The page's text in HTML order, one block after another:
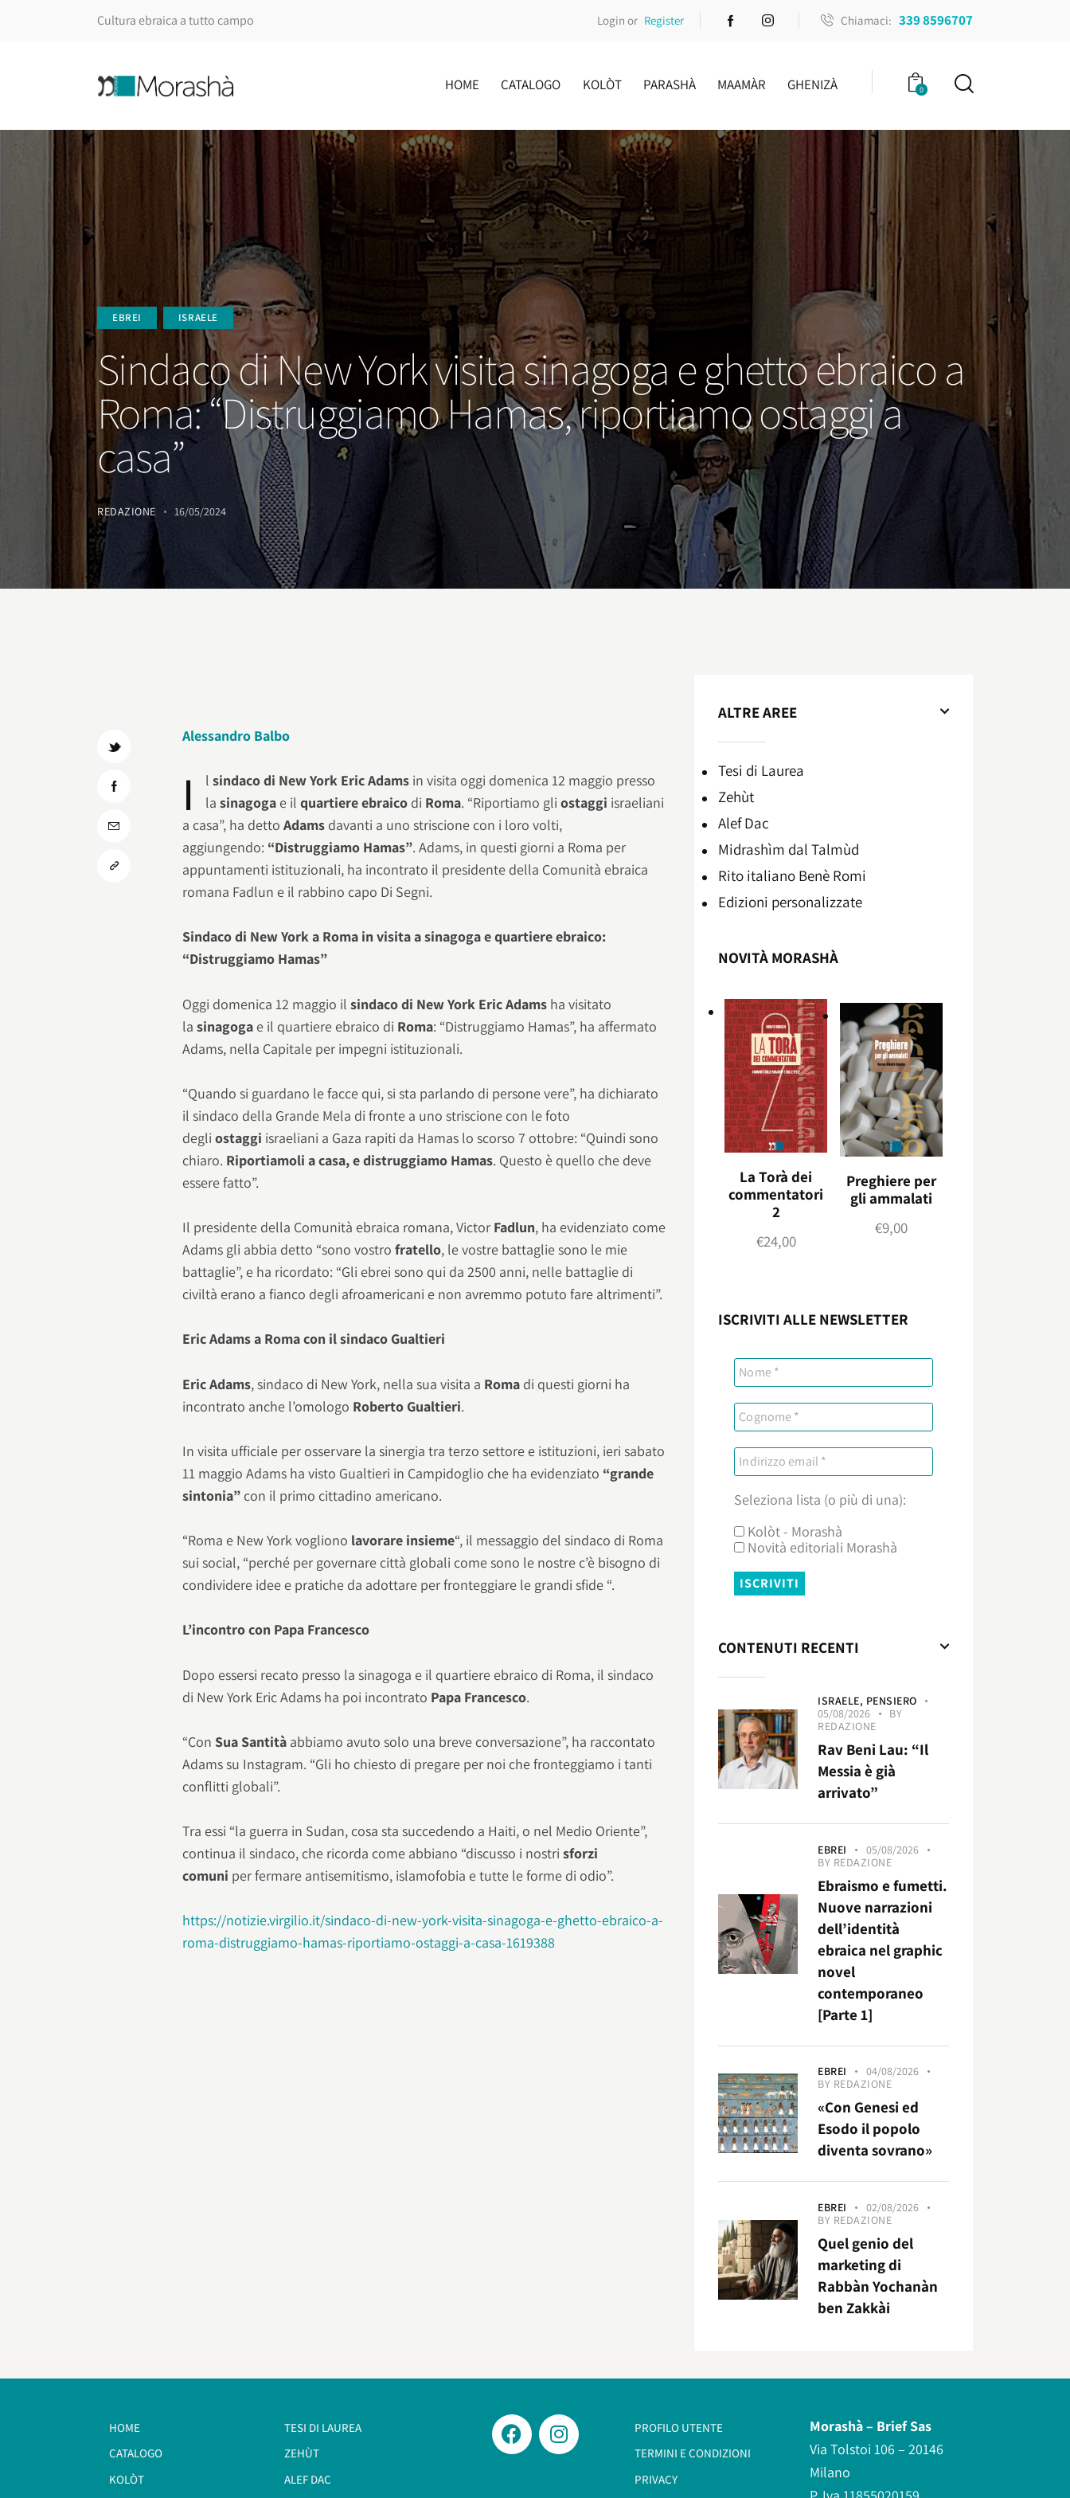
Cultura ebraica a tutto campo Login or Register Chiamaci: 339 8596707
HOME CATALOGO KOLÒT PARASHÀ MAAMÀR GHENIZÀ 0
EBREI ISRAELE
Sindaco di New York visita sinagoga e ghetto ebraico a
Roma: “Distruggiamo Hamas, riportiamo ostaggi a
casa”
REDAZIONE 16/05/2024
Alessandro Balbo
I lsindaco di New York Eric Adams in visita oggi domenica 12 maggio presso
lasinagoga e ilquartiere ebraico di Roma. “Riportiamo gliostaggi israeliani
a casa”, ha dettoAdams davanti a uno striscione con i loro volti,
aggiungendo: “Distruggiamo Hamas”. Adams, in questi giorni a Roma per
appuntamenti istituzionali, ha incontrato il presidente della Comunità ebraica
romana Fadlun e il rabbino capo Di Segni.
Sindaco di New York a Roma in visita a sinagoga e quartiere ebraico:
“Distruggiamo Hamas”
Oggi domenica 12 maggio ilsindaco di New York Eric Adams ha visitato
lasinagoga e il quartiere ebraico di Roma: “Distruggiamo Hamas”, ha affermato
Adams, nella Capitale per impegni istituzionali.
“Quando si guardano le facce qui, si sta parlando di persone vere”, ha dichiarato
il sindaco della Grande Mela di fronte a uno striscione con le foto
degliostaggi israeliani a Gaza rapiti da Hamas lo scorso 7 ottobre: “Quindi sono
chiaro. Riportiamoli a casa, e distruggiamo Hamas. Questo è quello che deve
essere fatto”.
Il presidente della Comunità ebraica romana, Victor Fadlun, ha evidenziato come
Adams gli abbia detto “sono vostrofratello, le vostre battaglie sono le mie
battaglie”, e ha ricordato: “Gli ebrei sono qui da 2500 anni, nelle battaglie di
civiltà erano a fianco degli afroamericani e non avremmo potuto fare altrimenti”.
Eric Adams a Roma con il sindaco Gualtieri
Eric Adams, sindaco di New York, nella sua visita a Roma di questi giorni ha
incontrato anche l’omologo Roberto Gualtieri.
In visita ufficiale per osservare la sinergia tra terzo settore e istituzioni, ieri sabato
11 maggio Adams ha visto Gualtieri in Campidoglio che ha evidenziato “grande
sintonia” con il primo cittadino americano.
“Roma e New York vogliono lavorare insieme“, il messaggio del sindaco di Roma
sui social, “perché per governare città globali come sono le nostre c’è bisogno di
condividere idee e pratiche da adottare per fronteggiare le grandi sfide “.
L’incontro con Papa Francesco
Dopo essersi recato presso la sinagoga e il quartiere ebraico di Roma, il sindaco
di New York Eric Adams ha poi incontrato Papa Francesco.
“Con Sua Santità abbiamo avuto solo una breve conversazione”, ha raccontato
Adams su Instagram. “Gli ho chiesto di pregare per noi che fronteggiamo i tanti
conflitti globali”.
Tra essi “la guerra in Sudan, cosa sta succedendo a Haiti, o nel Medio Oriente”,
continua il sindaco, che ricorda come abbiano “discusso i nostrisforzi
comuni per fermare antisemitismo, islamofobia e tutte le forme di odio”.
https://notizie.virgilio.it/sindaco-di-new-york-visita-sinagoga-e-ghetto-ebraico-a-
roma-distruggiamo-hamas-riportiamo-ostaggi-a-casa-1619388
ALTRE AREE
Tesi di Laurea
Zehùt
Alef Dac
Midrashìm dal Talmùd
Rito italiano Benè Romi​
Edizioni personalizzate
NOVITÀ MORASHÀ
La Torà dei
commentatori
2
€24,00
Preghiere per
gli ammalati
€9,00
ISCRIVITI ALLE NEWSLETTER
Seleziona lista (o più di una):
Kolòt - Morashà
Novità editoriali Morashà
CONTENUTI RECENTI
ISRAELE, PENSIERO
05/08/2026
BY
REDAZIONE
Rav Beni Lau: “Il
Messia è già
arrivato”
EBREI
05/08/2026
BY REDAZIONE
Ebraismo e fumetti.
Nuove narrazioni
dell’identità
ebraica nel graphic
novel
contemporaneo
[Parte 1]
EBREI
04/08/2026
BY REDAZIONE
«Con Genesi ed
Esodo il popolo
diventa sovrano»
EBREI
02/08/2026
BY REDAZIONE
Quel genio del
marketing di
Rabbàn Yochanàn
ben Zakkài
HOME
CATALOGO
KOLÒT
TESI DI LAUREA
ZEHÙT
ALEF DAC
PROFILO UTENTE
TERMINI E CONDIZIONI
PRIVACY
Morashà – Brief Sas
Via Tolstoi 106 – 20146
Milano